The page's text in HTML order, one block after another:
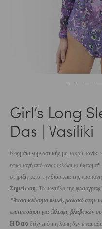
Girl’s Long
Das | Vasiliki
Κορμάκι γυμναστικής με μακρύ
εφαρμογή από ανακυκλώσιμο ύφασμα*
στήριξη κατά την διάρκεια της
Σημείωση: Το μοντέλο της
*Ανακυκλώσιμο υλικό, μαλακό στην
πιστοποίηση για έλλειψη βλαβερών
Η Dasδείχνει ότι η λύπη δεν είναι